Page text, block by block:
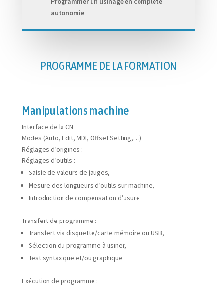
autonomie
PROGRAMME DE LA FORMATION
Manipulations machine
Interface de la CN
Modes (Auto, Edit, MDI, Offset Setting,…)
Réglages d’origines :
Réglages d’outils :
Saisie de valeurs de jauges,
Mesure des longueurs d’outils sur machine,
Introduction de compensation d’usure
Transfert de programme :
Transfert via disquette/carte mémoire ou USB,
Sélection du programme à usiner,
Test syntaxique et/ou graphique
Exécution de programme :